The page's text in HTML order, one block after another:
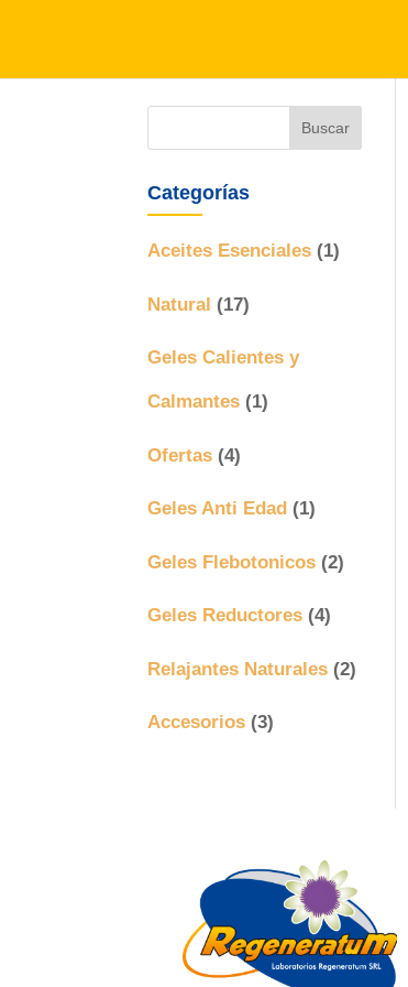
Categorías
Aceites Esenciales (1)
Natural (17)
Geles Calientes y
Calmantes (1)
Ofertas (4)
Geles Anti Edad (1)
Geles Flebotonicos (2)
Geles Reductores (4)
Relajantes Naturales (2)
Accesorios (3)